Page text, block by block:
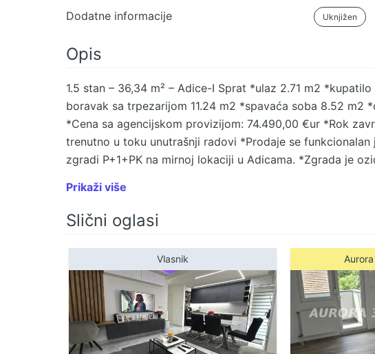
Dodatne informacije
Uknjižen
Opis
1.5 stan – 36,34 m² – Adice-I Sprat *ulaz 2.71 m2
boravak sa trpezarijom 11.24 m2 *spavaća soba 8.52 m2
*Cena sa agencijskom provizijom: 74.490,00 €ur *Rok
trenutno u toku unutrašnji radovi *Prodaje se
zgradi P+1+PK na mirnoj lokaciji u Adicama. *Zgrada je
poveznost i sve neophodne sadržaje u blizini: *autobuske
prodavnice na nekoliko minuta hoda *osnovna škola i
okruženje sa zelenilom i šetalištima *Prednosti stana:
maksimalno iskorišćen prostor *Novogradnja sa
zgrada – mirnije okruženje, manje komšija *Odlična
m² predstavlja sigurnu i atraktivnu investiciju u jednom od
***Agencija Dva zvona 1963*** +381648960226
Prikaži više
Slični oglasi
Vlasnik